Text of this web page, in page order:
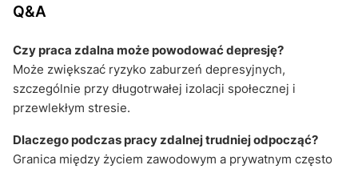
Q&A
Czy praca zdalna może powodować depresję?
Może zwiększać ryzyko zaburzeń depresyjnych,
szczególnie przy długotrwałej izolacji społecznej i
przewlekłym stresie.
Dlaczego podczas pracy zdalnej trudniej odpocząć?
Granica między życiem zawodowym a prywatnym często